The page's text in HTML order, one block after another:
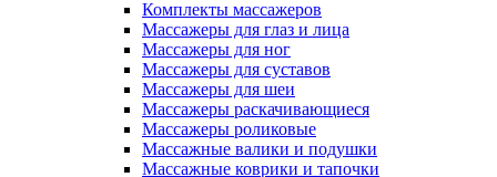
Комплекты массажеров
Массажеры для глаз и лица
Массажеры для ног
Массажеры для суставов
Массажеры для шеи
Массажеры раскачивающиеся
Массажеры роликовые
Массажные валики и подушки
Массажные коврики и тапочки